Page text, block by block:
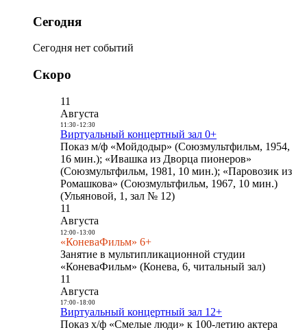
Сегодня
Сегодня нет событий
Скоро
11
Августа
11:30- 12:30
Виртуальный концертный зал 0+
Показ м/ф «Мойдодыр» (Союзмультфильм, 1954,
16 мин.); «Ивашка из Дворца пионеров»
(Союзмультфильм, 1981, 10 мин.); «Паровозик из
Ромашкова» (Союзмультфильм, 1967, 10 мин.)
(Ульяновой, 1, зал № 12)
11
Августа
12:00- 13:00
«КоневаФильм» 6+
Занятие в мультипликационной студии
«КоневаФильм» (Конева, 6, читальный зал)
11
Августа
17:00- 18:00
Виртуальный концертный зал 12+
Показ х/ф «Смелые люди» к 100-летию актера